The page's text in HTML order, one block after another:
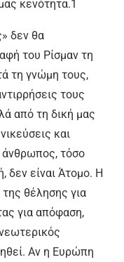
κενότητα.1
δεν θα
του Ρίσμαν τη
τη γνώμη τους,
τους
από τη δική μας
και
άνθρωπος, τόσο
δεν είναι Άτομο. Η
της θέλησης για
για απόφαση,
Αν η Ευρώπη